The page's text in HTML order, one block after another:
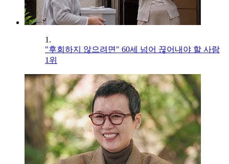
1.
"후회하지 않으려면" 60세 넘어 끊어내야 할 사람
1위